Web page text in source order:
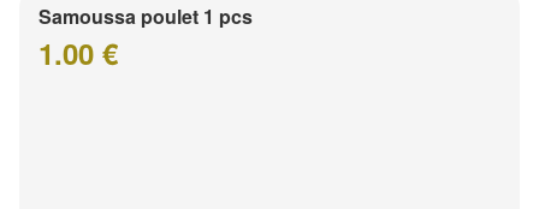
Samoussa poulet 1 pcs
1.00 €